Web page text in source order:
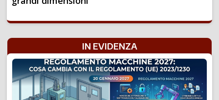
IN EVIDENZA